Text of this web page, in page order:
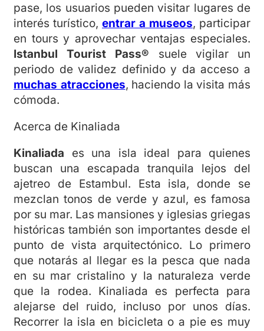
pase, los usuarios pueden visitar lugares de
interés turístico, entrar a museos, participar
en tours y aprovechar ventajas especiales.
Istanbul Tourist Pass® suele vigilar un
periodo de validez definido y da acceso a
muchas atracciones, haciendo la visita más
cómoda.
Acerca de Kinaliada
Kinaliada es una isla ideal para quienes
buscan una escapada tranquila lejos del
ajetreo de Estambul. Esta isla, donde se
mezclan tonos de verde y azul, es famosa
por su mar. Las mansiones y iglesias griegas
históricas también son importantes desde el
punto de vista arquitectónico. Lo primero
que notarás al llegar es la pesca que nada
en su mar cristalino y la naturaleza verde
que la rodea. Kinaliada es perfecta para
alejarse del ruido, incluso por unos días.
Recorrer la isla en bicicleta o a pie es muy